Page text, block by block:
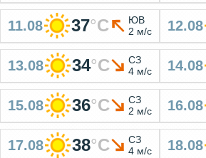
11.08 37°C
ЮВ
2 м/с
12.08
13.08 34°C
СЗ
4 м/с
14.08
15.08 36°C
СЗ
2 м/с
16.08
17.08 38°C
СЗ
4 м/с
18.08